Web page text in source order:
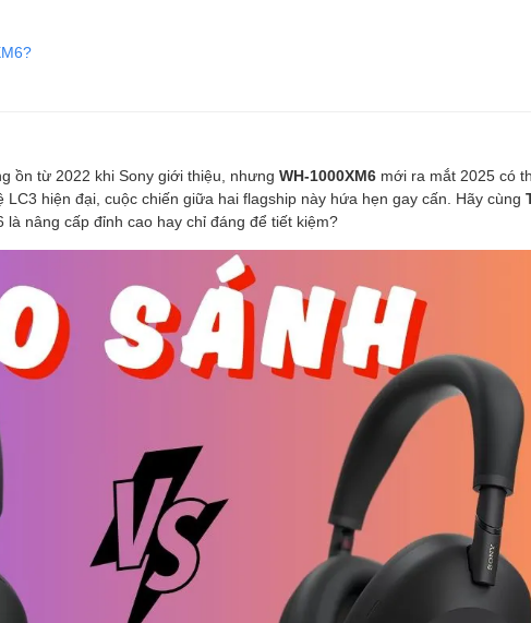
ồn từ 2022 khi Sony giới thiệu, nhưng WH-1000XM6 mới ra mắt 2025 có
hiện đại, cuộc chiến giữa hai flagship này hứa hẹn gay cấn. Hãy cùng
nâng cấp đỉnh cao hay chỉ đáng để tiết kiệm?